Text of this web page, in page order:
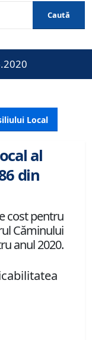
Caută
Local
al
din
cost pentru
Căminului
anul 2020.